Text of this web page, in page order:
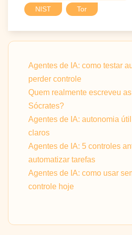
NIST
Tor
Agentes de IA: como testar
perder controle
Quem realmente escreveu
Sócrates?
Agentes de IA: autonomia
claros
Agentes de IA: 5 controles
automatizar tarefas
Agentes de IA: como usar
controle hoje